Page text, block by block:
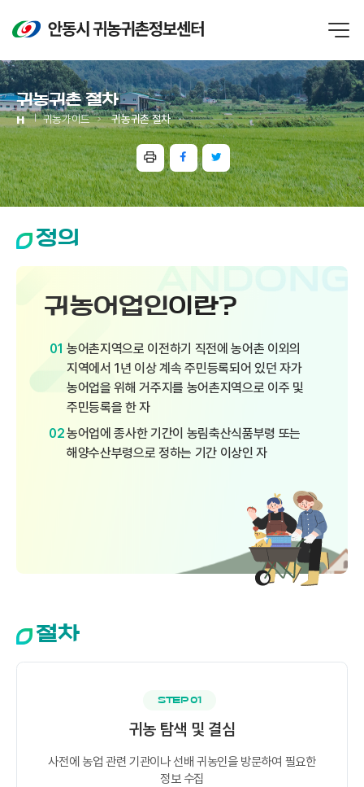
귀농귀촌 절차
귀농가이드 귀농귀촌 절차
정의
귀농어업인이란?
01 농어촌지역으로 이전하기 직전에 농어촌 이외의
지역에서 1년 이상 계속 주민등록되어 있던 자가
농어업을 위해 거주지를 농어촌지역으로 이주 및
주민등록을 한 자
02농어업에 종사한 기간이 농림축산식품부령 또는
해양수산부령으로 정하는 기간 이상인 자
절차
STEP 01
귀농 탐색 및 결심
사전에 농업 관련 기관이나 선배 귀농인을 방문하여 필요한
정보 수집